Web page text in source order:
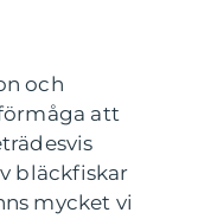
och
att
bläckfiskar
mycket vi